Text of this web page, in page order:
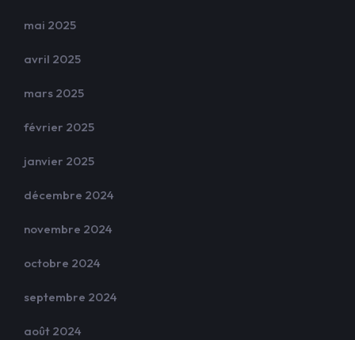
mai 2025
avril 2025
mars 2025
février 2025
janvier 2025
décembre 2024
novembre 2024
octobre 2024
septembre 2024
août 2024